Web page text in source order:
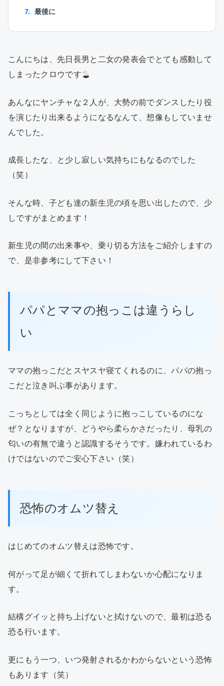
最後に
こんにちは、先日長男と二女の発表会でとても感動して
しまったクロウです
あんなにヤンチャな２人が、大勢の前でダンスしたり役
を演じたり出来るようになるなんて、想像もしていませ
んでした。
成長したな、と少し寂しい気持ちにもなるのでした
（笑）
そんな時、子ども達の新生児の頃を思い出したので、少
しですがまとめます！
新生児の間の出来事や、乗り切る方法をご紹介しますの
で、是非参考にして下さい！
パパとママの抱っこは違うらし
い
ママの抱っこだとスヤスヤ寝てくれるのに、パパの抱っ
こだと泣き叫ぶ事があります。
こっちとしては全く同じように抱っこしているのにな
ぜ？となりますが、どうやら柔らかさだったり、母乳の
匂いの有無で違うと認識するそうです。嫌われているわ
けではないのでご安心下さい（笑）
恐怖のオムツ替え
はじめてのオムツ替えは恐怖です。
何がって足が細くて折れてしまわないか心配になりま
す。
結構グイッと持ち上げないと拭けないので、最初は恐る
恐る行います。
更にもう一つ、いつ発射されるかわからないという恐怖
もあります（笑）